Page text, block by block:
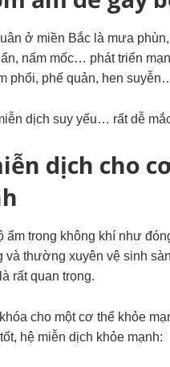
ở miền Bắc là mưa
nấm mốc… phát triển
phổi, phế quản, hen
dịch suy yếu… rất dễ
dịch cho
ẩm trong không khí như
và thường xuyên vệ sinh
rất quan trọng.
cho một cơ thể khỏe
tốt, hệ miễn dịch khỏe mạnh: